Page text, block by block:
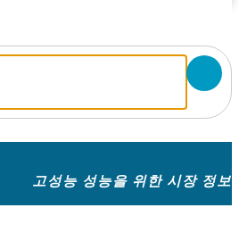
고성능 성능을 위한 시장 정보